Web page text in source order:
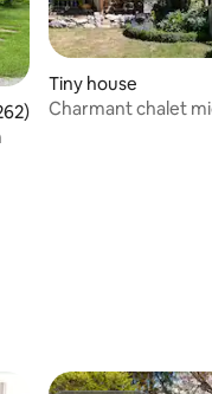
beoordeling van 4,83
Tiny house
Charmant chalet